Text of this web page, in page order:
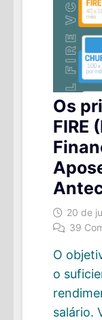
Os
FIRE
20 de
39
O
o
salário.